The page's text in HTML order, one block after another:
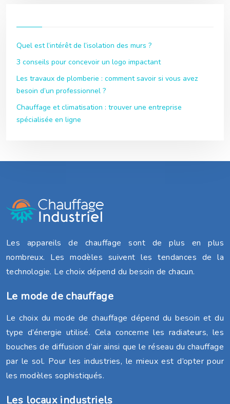
Quel est l’intérêt de l’isolation des murs ?
3 conseils pour concevoir un logo impactant
Les travaux de plomberie : comment savoir si vous avez
besoin d’un professionnel ?
Chauffage et climatisation : trouver une entreprise
spécialisée en ligne
Les appareils de chauffage sont de plus en plus
nombreux. Les modèles suivent les tendances de la
technologie. Le choix dépend du besoin de chacun.
Le mode de chauffage
Le choix du mode de chauffage dépend du besoin et du
type d’énergie utilisé. Cela concerne les radiateurs, les
bouches de diffusion d’air ainsi que le réseau du chauffage
par le sol. Pour les industries, le mieux est d’opter pour
les modèles sophistiqués.
Les locaux industriels